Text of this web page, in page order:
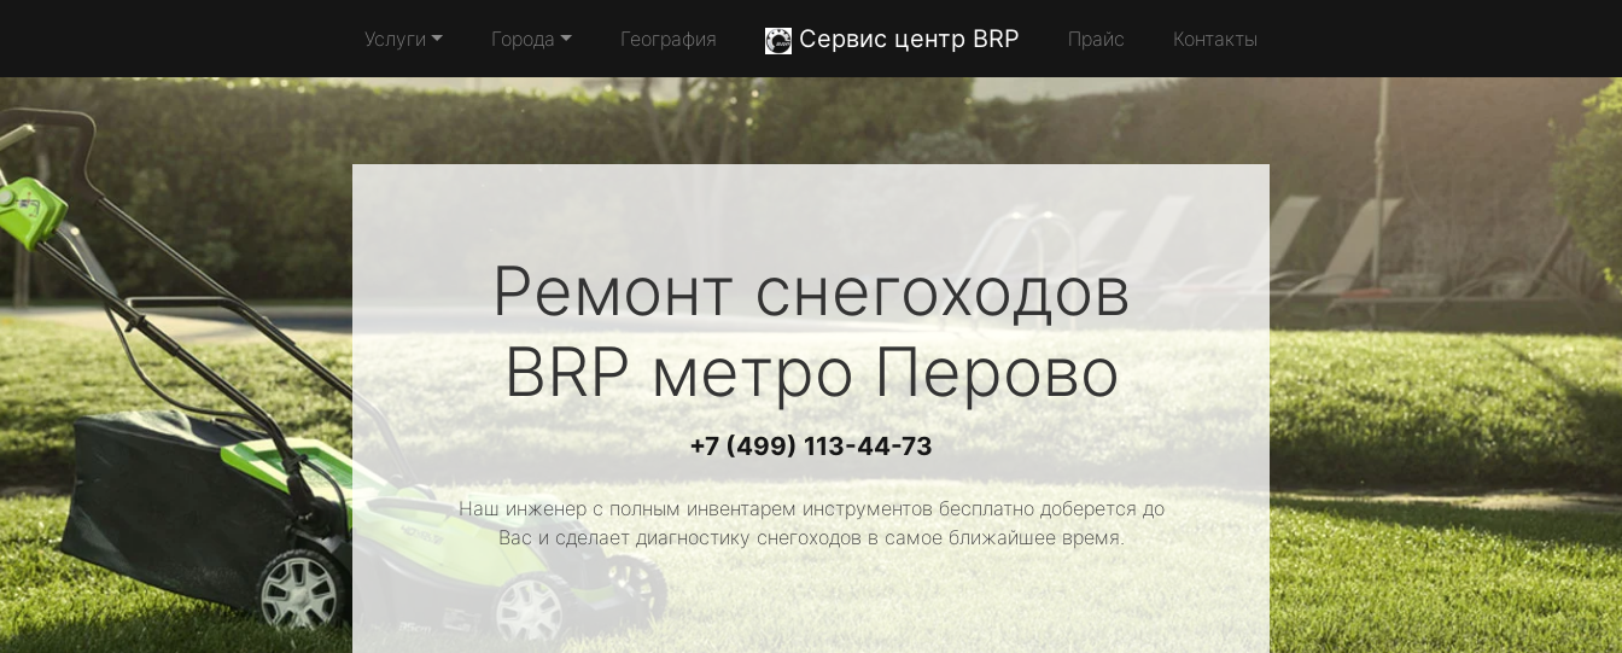
Услуги Города География Сервис центр BRP Прайс Контакты
Ремонт снегоходов
BRPметро Перово
+7 (499) 113-44-73
Наш инженер с полным инвентарем инструментов бесплатно доберется до
Вас и сделает диагностику снегоходов в самое ближайшее время.